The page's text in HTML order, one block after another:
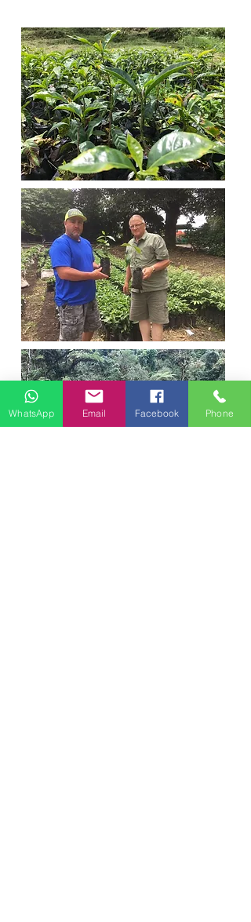
WhatsApp Email Facebook Phone